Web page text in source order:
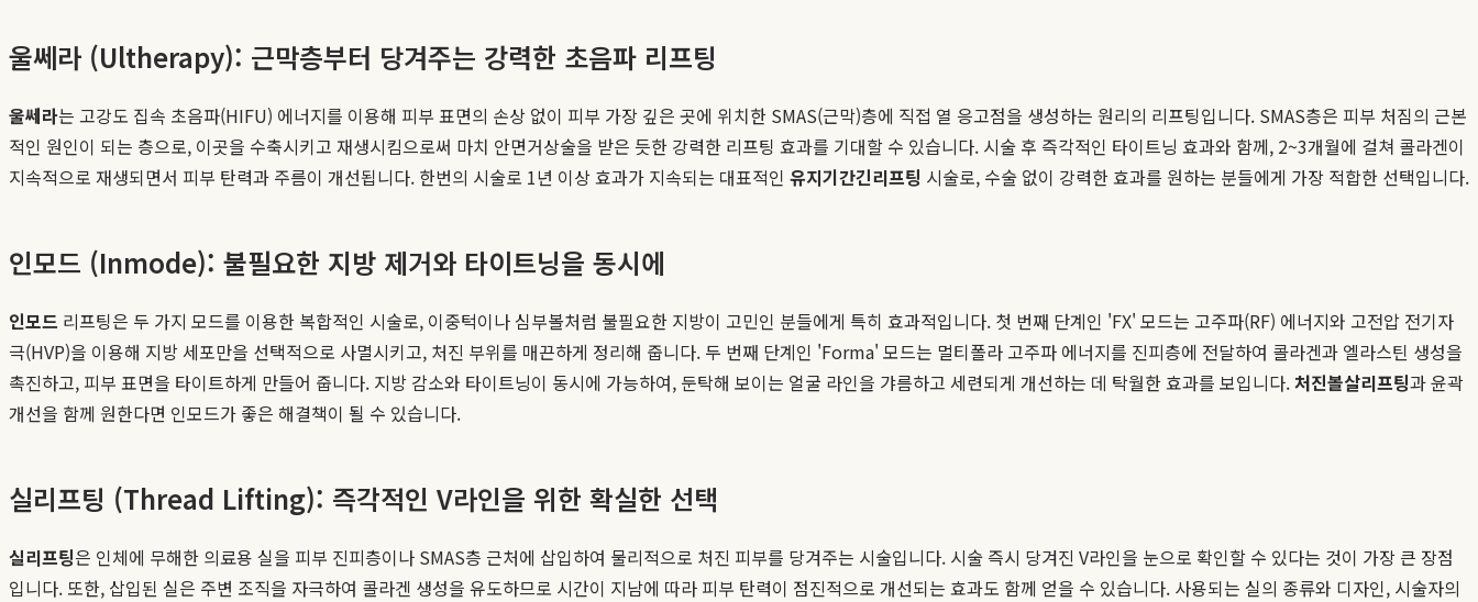
울쎄라 (Ultherapy): 근막층부터 당겨주는 강력한 초음파 리프팅
울쎄라는 고강도 집속 초음파(HIFU) 에너지를 이용해 피부 표면의 손상 없이 피부 가장 깊은 곳에 위치한 SMAS(근막)층에 직접 열 응고점을 생성하는 원리의 리프팅입니다. SMAS층은 피부 처짐의 근본
적인 원인이 되는 층으로, 이곳을 수축시키고 재생시킴으로써 마치 안면거상술을 받은 듯한 강력한 리프팅 효과를 기대할 수 있습니다. 시술 후 즉각적인 타이트닝 효과와 함께, 2~3개월에 걸쳐 콜라겐이
지속적으로 재생되면서 피부 탄력과 주름이 개선됩니다. 한번의 시술로 1년 이상 효과가 지속되는 대표적인 유지기간긴리프팅 시술로, 수술 없이 강력한 효과를 원하는 분들에게 가장 적합한 선택입니다.
인모드 (Inmode): 불필요한 지방 제거와 타이트닝을 동시에
인모드 리프팅은 두 가지 모드를 이용한 복합적인 시술로, 이중턱이나 심부볼처럼 불필요한 지방이 고민인 분들에게 특히 효과적입니다. 첫 번째 단계인 'FX' 모드는 고주파(RF) 에너지와 고전압 전기자
극(HVP)을 이용해 지방 세포만을 선택적으로 사멸시키고, 처진 부위를 매끈하게 정리해 줍니다. 두 번째 단계인 'Forma' 모드는 멀티폴라 고주파 에너지를 진피층에 전달하여 콜라겐과 엘라스틴 생성을
촉진하고, 피부 표면을 타이트하게 만들어 줍니다. 지방 감소와 타이트닝이 동시에 가능하여, 둔탁해 보이는 얼굴 라인을 갸름하고 세련되게 개선하는 데 탁월한 효과를 보입니다.처진볼살리프팅과 윤곽
개선을 함께 원한다면 인모드가 좋은 해결책이 될 수 있습니다.
실리프팅 (Thread Lifting): 즉각적인 V라인을 위한 확실한 선택
실리프팅은 인체에 무해한 의료용 실을 피부 진피층이나 SMAS층 근처에 삽입하여 물리적으로 처진 피부를 당겨주는 시술입니다. 시술 즉시 당겨진 V라인을 눈으로 확인할 수 있다는 것이 가장 큰 장점
입니다. 또한, 삽입된 실은 주변 조직을 자극하여 콜라겐 생성을 유도하므로 시간이 지남에 따라 피부 탄력이 점진적으로 개선되는 효과도 함께 얻을 수 있습니다. 사용되는 실의 종류와 디자인, 시술자의